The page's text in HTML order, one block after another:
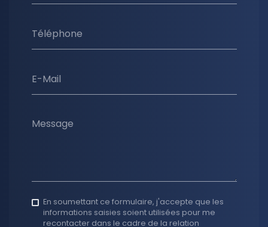
Téléphone
E-Mail
Message
En soumettant ce formulaire, j'accepte que les
informations saisies soient utilisées pour me
recontacter dans le cadre de la relation